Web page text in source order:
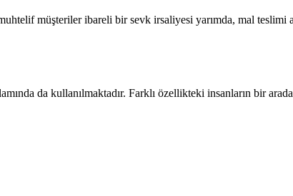
müşteriler ibareli bir sevk irsaliyesi yarımda, mal
da kullanılmaktadır. Farklı özellikteki insanların bir